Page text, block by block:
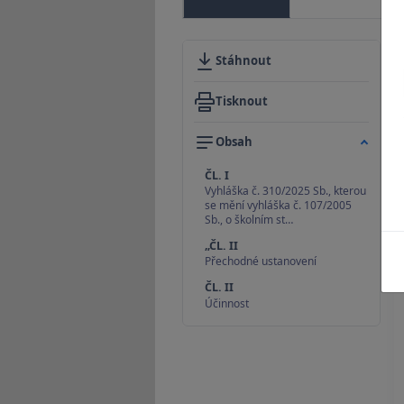
Stáhnout
Tisknout
Obsah
ČL. I
Vyhláška č. 310/2025 Sb., kterou
se mění vyhláška č. 107/2005
Sb., o školním st…
„ČL. II
Přechodné ustanovení
ČL. II
Účinnost